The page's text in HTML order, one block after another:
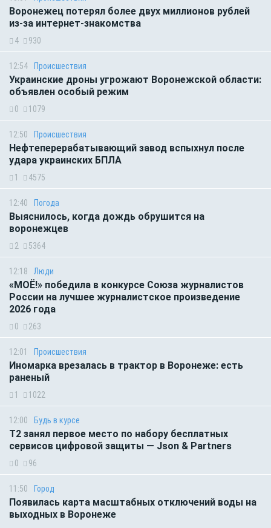
Воронежец потерял более двух миллионов рублей
из-за интернет-знакомства
4 930
12:54 Происшествия
Украинские дроны угрожают Воронежской области:
объявлен особый режим
0 1079
12:50 Происшествия
Нефтеперерабатывающий завод вспыхнул после
удара украинских БПЛА
1 4575
12:40 Погода
Выяснилось, когда дождь обрушится на
воронежцев
2 5364
12:18 Люди
«МОЁ!» победила в конкурсе Союза журналистов
России на лучшее журналистское произведение
2026 года
0 263
12:01 Происшествия
Иномарка врезалась в трактор в Воронеже: есть
раненый
1 1022
12:00 Будь в курсе
Т2 занял первое место по набору бесплатных
сервисов цифровой защиты — Json & Partners
0 96
11:50 Город
Появилась карта масштабных отключений воды на
выходных в Воронеже